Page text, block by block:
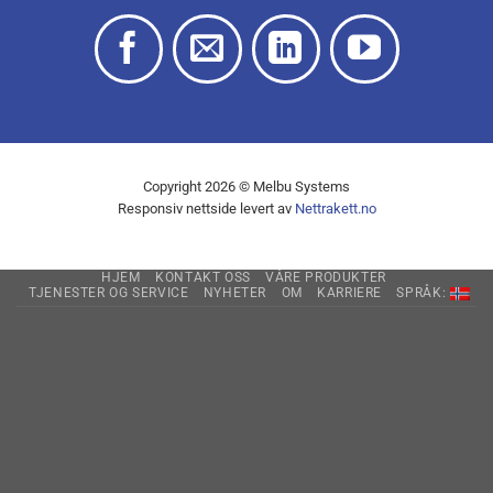
Copyright 2026 © Melbu Systems
Responsiv nettside levert av Nettrakett.no
HJEM KONTAKT OSS
VÅRE PRODUKTER
TJENESTER OG SERVICE
NYHETER OM KARRIERE SPRÅK: